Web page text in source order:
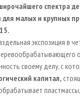
спектра
малых и крупных
экспозиция в
своему делу, с
капитал,